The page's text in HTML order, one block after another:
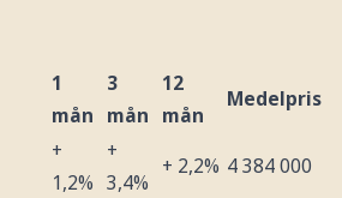
1
mån
3
mån
12
mån
Medelpris
+
1,2%
+
3,4%
+ 2,2% 4 384 000